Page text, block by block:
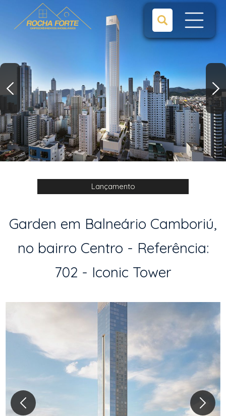
Lançamento
Garden em Balneário Camboriú,
no bairro Centro - Referência:
702 - Iconic Tower